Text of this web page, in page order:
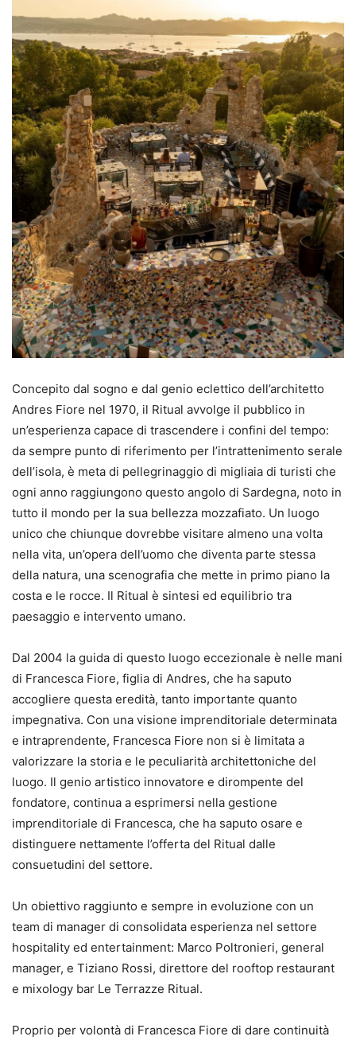
Concepito dal sogno e dal genio eclettico dell’architetto
Andres Fiore nel 1970, il Ritual avvolge il pubblico in
un’esperienza capace di trascendere i confini del tempo:
da sempre punto di riferimento per l’intrattenimento serale
dell’isola, è meta di pellegrinaggio di migliaia di turisti che
ogni anno raggiungono questo angolo di Sardegna, noto in
tutto il mondo per la sua bellezza mozzafiato. Un luogo
unico che chiunque dovrebbe visitare almeno una volta
nella vita, un’opera dell’uomo che diventa parte stessa
della natura, una scenografia che mette in primo piano la
costa e le rocce. Il Ritual è sintesi ed equilibrio tra
paesaggio e intervento umano.
Dal 2004 la guida di questo luogo eccezionale è nelle mani
di Francesca Fiore, figlia di Andres, che ha saputo
accogliere questa eredità, tanto importante quanto
impegnativa. Con una visione imprenditoriale determinata
e intraprendente, Francesca Fiore non si è limitata a
valorizzare la storia e le peculiarità architettoniche del
luogo. Il genio artistico innovatore e dirompente del
fondatore, continua a esprimersi nella gestione
imprenditoriale di Francesca, che ha saputo osare e
distinguere nettamente l’offerta del Ritual dalle
consuetudini del settore.
Un obiettivo raggiunto e sempre in evoluzione con un
team di manager di consolidata esperienza nel settore
hospitality ed entertainment: Marco Poltronieri, general
manager, e Tiziano Rossi, direttore del rooftop restaurant
e mixology bar Le Terrazze Ritual.
Proprio per volontà di Francesca Fiore di dare continuità